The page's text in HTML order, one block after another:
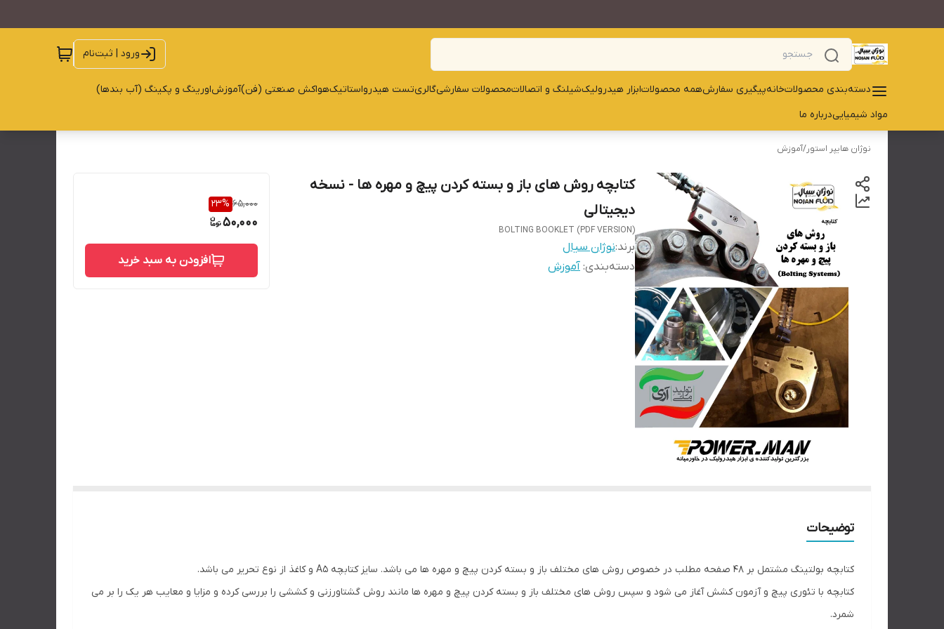
ورود | ثبت‌نام
دسته‌بندی محصولاتخانهپیگیری سفارشهمه محصولاتابزار هیدرولیکشیلنگ و اتصالاتمحصولات سفارشیگالریتست هیدرواستاتیکهواکش صنعتی (فن)آموزشاورینگ و پکینگ (آب بندها)
مواد شیمیاییدرباره ما
نوژان هایپر استور/آموزش
کتابچه روش های باز و بسته کردن پیچ و مهره ها - نسخه
دیجیتالی
BOLTING BOOKLET (PDF VERSION)
برند:نوژان سیال
دسته‌بندی: آموزش
65,000
23%
50,000
افزودن به سبد خرید
توضیحات
کتابچه بولتینگ مشتمل بر 48 صفحه مطلب در خصوص روش های مختلف باز و بسته کردن پیچ و مهره ها می باشد. سایز کتابچه A5 و کاغذ از نوع تحریر می باشد.
کتابچه با تئوری پیچ و آزمون کشش آغاز می شود و سپس روش های مختلف باز و بسته کردن پیچ و مهره ها مانند روش گشتاورزنی و کششی را بررسی کرده و مزایا و معایب هر یک را بر می
شمرد.